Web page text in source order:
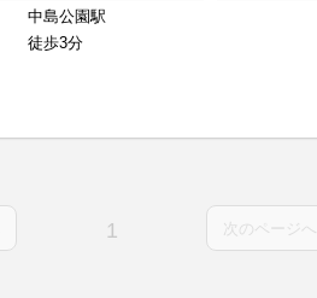
中島公園駅
徒歩3分
1 次のページへ